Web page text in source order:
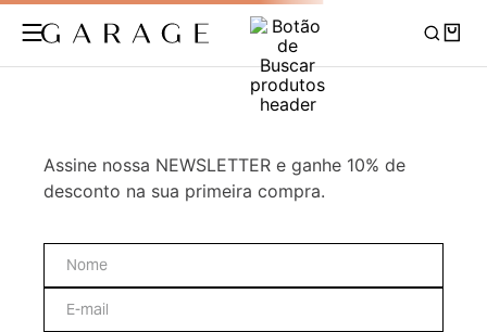
Assine nossa NEWSLETTER e ganhe 10% de
desconto na sua primeira compra.